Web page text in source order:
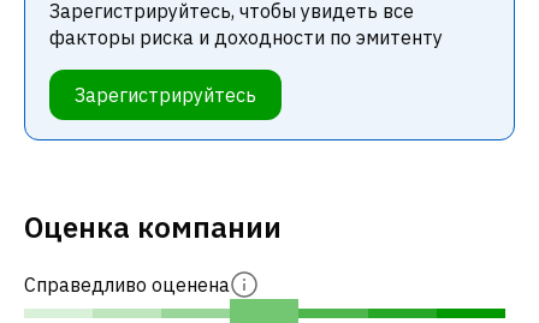
Зарегистрируйтесь, чтобы увидеть все
факторы риска и доходности по эмитенту
Зарегистрируйтесь
Оценка компании
Справедливо оценена